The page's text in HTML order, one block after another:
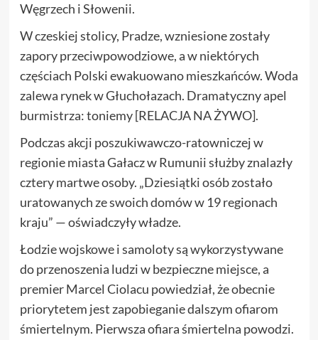
Węgrzech i Słowenii.
W czeskiej stolicy, Pradze, wzniesione zostały
zapory przeciwpowodziowe, a w niektórych
częściach Polski ewakuowano mieszkańców. Woda
zalewa rynek w Głuchołazach. Dramatyczny apel
burmistrza: toniemy [RELACJA NA ŻYWO].
Podczas akcji poszukiwawczo-ratowniczej w
regionie miasta Gałacz w Rumunii służby znalazły
cztery martwe osoby. „Dziesiątki osób zostało
uratowanych ze swoich domów w 19 regionach
kraju” — oświadczyły władze.
Łodzie wojskowe i samoloty są wykorzystywane
do przenoszenia ludzi w bezpieczne miejsce, a
premier Marcel Ciolacu powiedział, że obecnie
priorytetem jest zapobieganie dalszym ofiarom
śmiertelnym. Pierwsza ofiara śmiertelna powodzi.